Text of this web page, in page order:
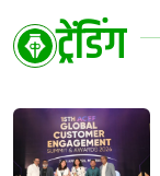
ट्रेंडिंग